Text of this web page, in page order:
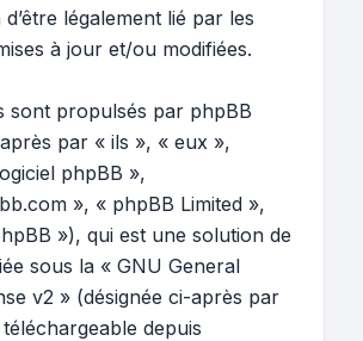
légalement lié par les
à jour et/ou modifiées.
sont propulsés par phpBB
par « ils », « eux »,
phpBB »,
», « phpBB Limited »,
»), qui est une solution de
sous la « GNU General
v2 » (désignée ci-après par
depuis